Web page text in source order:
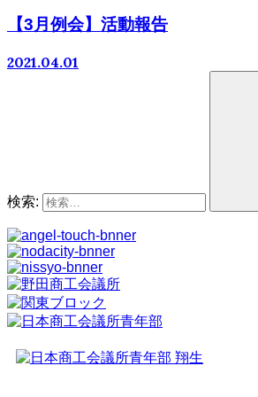
【3月例会】活動報告
2021.04.01
検索: